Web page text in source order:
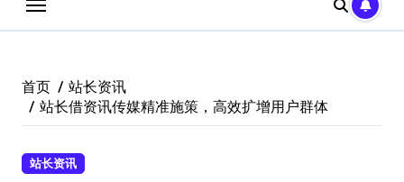
首页
站长资讯
站长借资讯传媒精准施策，高效扩增用户群体
站长资讯